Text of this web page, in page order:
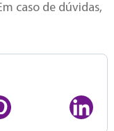
caso de dúvidas,